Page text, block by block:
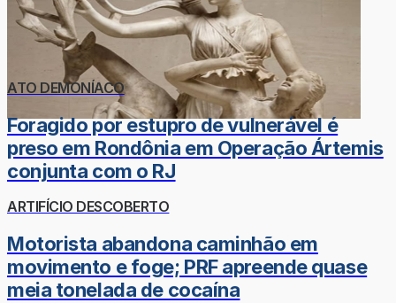
ATO DEMONÍACO
Foragido por estupro de vulnerável é
preso em Rondônia em Operação Ártemis
conjunta com o RJ
ARTIFÍCIO DESCOBERTO
Motorista abandona caminhão em
movimento e foge; PRF apreende quase
meia tonelada de cocaína